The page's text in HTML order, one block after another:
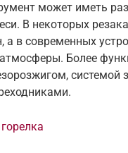
может иметь
В некоторых
а в современных
Более